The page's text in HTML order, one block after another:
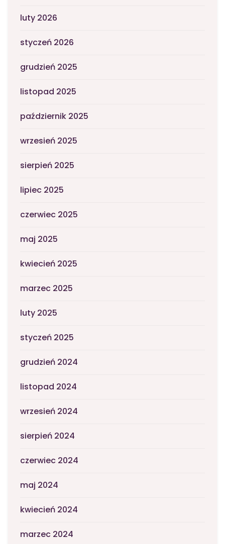
luty 2026
styczeń 2026
grudzień 2025
listopad 2025
październik 2025
wrzesień 2025
sierpień 2025
lipiec 2025
czerwiec 2025
maj 2025
kwiecień 2025
marzec 2025
luty 2025
styczeń 2025
grudzień 2024
listopad 2024
wrzesień 2024
sierpień 2024
czerwiec 2024
maj 2024
kwiecień 2024
marzec 2024